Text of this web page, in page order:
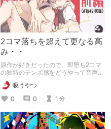
2コマ落ちを超えて更なる高
み・・
原作が好きだったので、即堕ち2コマ
の独特のテンポ感をどうやって音声化
するのかとても気になっていました
が、想像をはるかに凌駕する傑作でし
た!!
吸うやつ
0
0 1 分